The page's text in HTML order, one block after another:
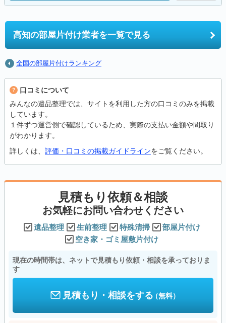
高知の部屋片付け業者を一覧で見る
全国の部屋片付けランキング
口コミについて
みんなの遺品整理では、サイトを利用した方の口コミのみを掲載
しています。
１件ずつ運営側で確認しているため、実際の支払い金額や間取り
がわかります。
詳しくは、 評価・口コミの掲載ガイドラインをご覧ください。
見積もり依頼＆相談
お気軽にお問い合わせください
遺品整理 生前整理 特殊清掃
部屋片付け
空き家・ゴミ屋敷片付け
現在の時間帯は、ネットで見積もり依頼・相談を承っておりま
す
見積もり・相談をする（無料）